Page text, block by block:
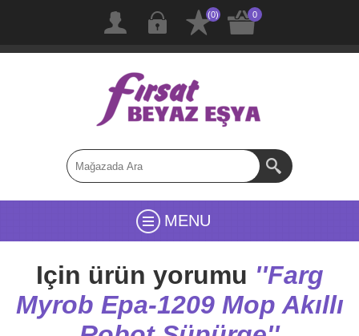
(0) 0
MENU
Için ürün yorumu
Farg
Myrob Epa-1209 Mop Akıllı